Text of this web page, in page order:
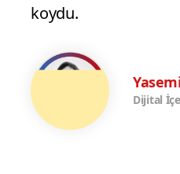
koydu.
Dijital